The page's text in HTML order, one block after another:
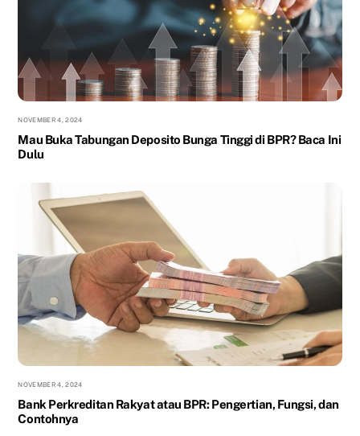
NOVEMBER 4, 2024
Mau Buka Tabungan Deposito Bunga Tinggi di BPR? Baca Ini
Dulu
NOVEMBER 4, 2024
Bank Perkreditan Rakyat atau BPR: Pengertian, Fungsi, dan
Contohnya